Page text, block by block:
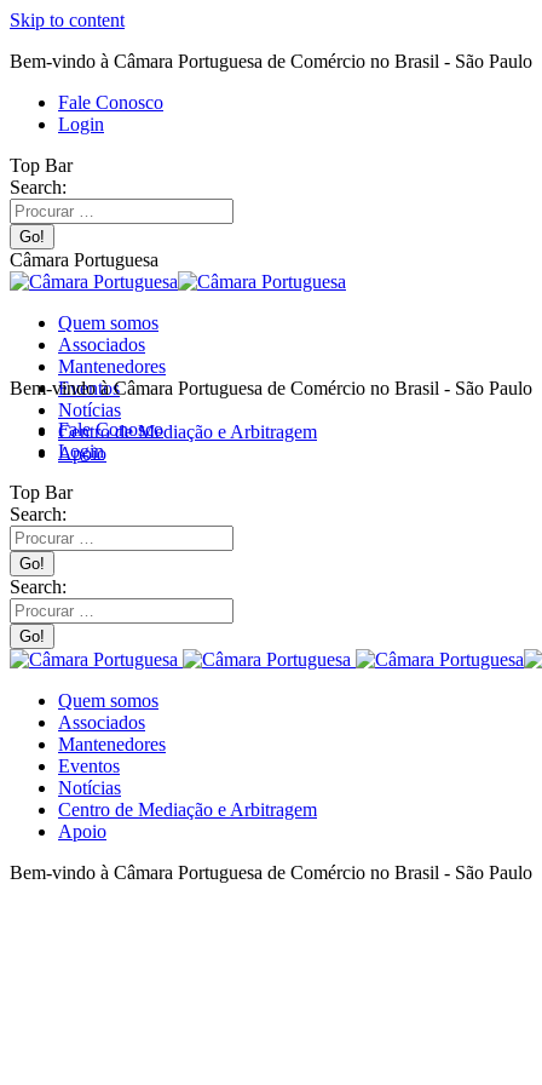
Skip to content
Bem-vindo à Câmara Portuguesa de Comércio no Brasil - São Paulo
Fale Conosco
Login
Top Bar
Search:
Câmara Portuguesa
Quem somos
Associados
Mantenedores
Eventos
Notícias
Centro de Mediação e Arbitragem
Apoio
Bem-vindo à Câmara Portuguesa de Comércio no Brasil - São Paulo
Fale Conosco
Login
Top Bar
Search:
Search:
Quem somos
Associados
Mantenedores
Eventos
Notícias
Centro de Mediação e Arbitragem
Apoio
Bem-vindo à Câmara Portuguesa de Comércio no Brasil - São Paulo